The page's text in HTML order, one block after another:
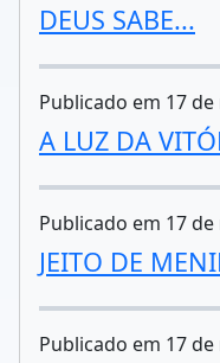
DEUS SABE...
Publicado em 17
A LUZ DA
Publicado em 17
JEITO DE
Publicado em 17